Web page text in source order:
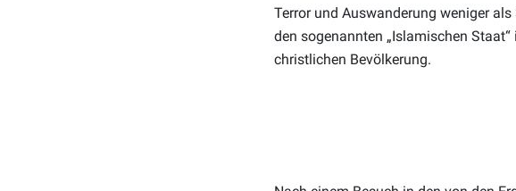
Terror und Auswanderung weniger
den sogenannten „Islamischen
christlichen Bevölkerung.